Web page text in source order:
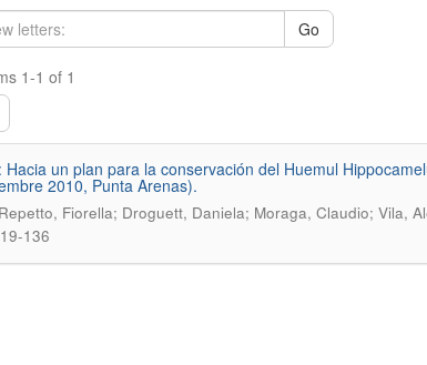
Go
1-1 of 1
Hacia un plan para la conservación del Huemul
2010, Punta Arenas).
Fiorella; Droguett, Daniela; Moraga, Claudio; Vila,
136